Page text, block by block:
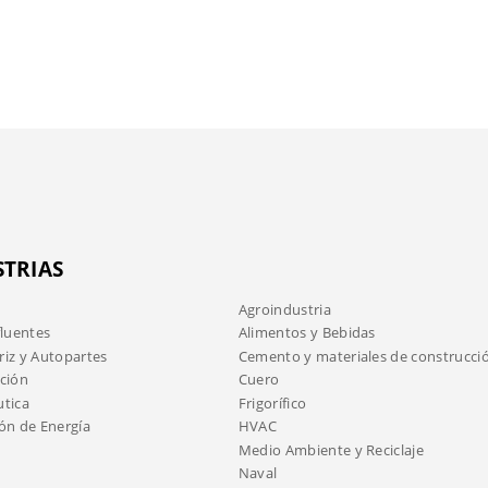
Agroindustria
Alimentos y Bebidas
y Autopartes
Cemento y materiales de
Cuero
Frigorífico
de Energía
HVAC
Medio Ambiente y Reciclaje
Naval